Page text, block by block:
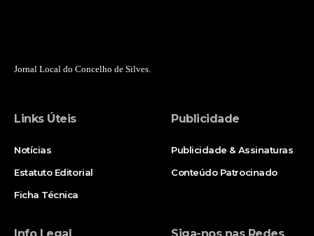
Jornal Local do Concelho de Silves.
Links Úteis
Notícias
Estatuto Editorial
Ficha Técnica
Publicidade
Publicidade & Assinaturas
Conteúdo Patrocinado